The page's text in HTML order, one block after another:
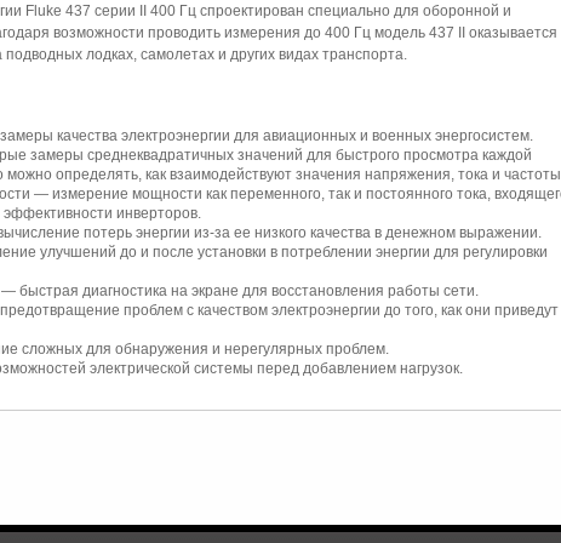
Fluke 437 серии II 400 Гц спроектирован специально для оборонной и
возможности проводить измерения до 400 Гц модель 437 II оказывается
лодках, самолетах и других видах транспорта.
качества электроэнергии для авиационных и военных энергосистем.
замеры среднеквадратичных значений для быстрого просмотра каждой
можно определять, как взаимодействуют значения напряжения, тока и
— измерение мощности как переменного, так и постоянного тока,
инверторов.
потерь энергии из-за ее низкого качества в денежном выражении.
улучшений до и после установки в потреблении энергии для регулировки
быстрая диагностика на экране для восстановления работы сети.
проблем с качеством электроэнергии до того, как они приведут
сложных для обнаружения и нерегулярных проблем.
электрической системы перед добавлением нагрузок.